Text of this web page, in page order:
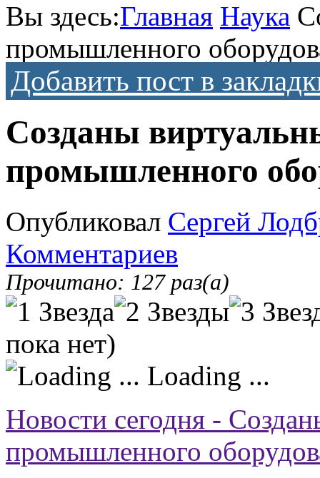
Вы здесь:Главная Наука
промышленного
Добавить пост в
Созданы
промышленного
Опубликовал Сергей
Комментариев
Прочитано: 127 раз(а)
пока нет)
Loading ...
Новости сегодня -
промышленного